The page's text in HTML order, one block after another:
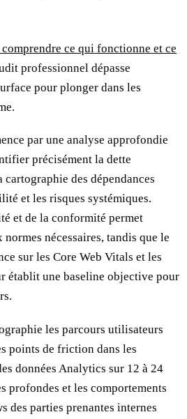
ce qui fonctionne et ce
professionnel dépasse
pour plonger dans les
par une analyse approfondie
précisément la dette
des dépendances
et les risques systémiques.
et de la conformité permet
nécessaires, tandis que le
sur les Core Web Vitals et les
établit une baseline objective pour
les parcours utilisateurs
points de friction dans les
données Analytics sur 12 à 24
profondes et les comportements
des parties prenantes internes